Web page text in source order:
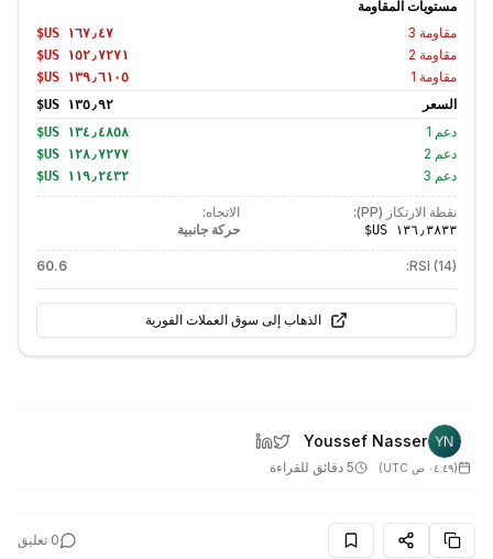
مستويات المقاومة
مقاومة 3
مقاومة 2
مقاومة 1
السعر
دعم 1
دعم 2
دعم 3
نقطة الارتكاز (PP):
الاتجاه:
حركة جانبية
RSI (14):
60.6
الذهاب إلى سوق العملات الفورية
Youssef Nasser
(٠٤:٤٩ ص UTC ) 5 دقائق للقراءة
0 تعليق